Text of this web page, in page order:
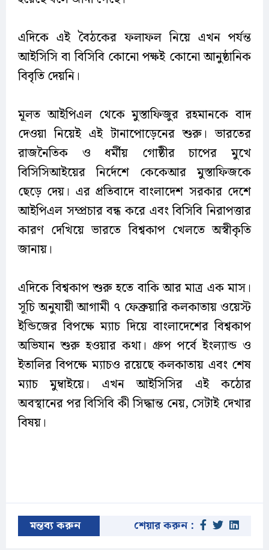
এদিকে এই বৈঠকের ফলাফল নিয়ে এখন পর্যন্ত
আইসিসি বা বিসিবি কোনো পক্ষই কোনো আনুষ্ঠানিক
বিবৃতি দেয়নি।
মূলত আইপিএল থেকে মুস্তাফিজুর রহমানকে বাদ
দেওয়া নিয়েই এই টানাপোড়েনের শুরু। ভারতের
রাজনৈতিক ও ধর্মীয় গোষ্ঠীর চাপের মুখে
বিসিসিআইয়ের নির্দেশে কেকেআর মুস্তাফিজকে
ছেড়ে দেয়। এর প্রতিবাদে বাংলাদেশ সরকার দেশে
আইপিএল সম্প্রচার বন্ধ করে এবং বিসিবি নিরাপত্তার
কারণ দেখিয়ে ভারতে বিশ্বকাপ খেলতে অস্বীকৃতি
জানায়।
এদিকে বিশ্বকাপ শুরু হতে বাকি আর মাত্র এক মাস।
সূচি অনুযায়ী আগামী ৭ ফেব্রুয়ারি কলকাতায় ওয়েস্ট
ইন্ডিজের বিপক্ষে ম্যাচ দিয়ে বাংলাদেশের বিশ্বকাপ
অভিযান শুরু হওয়ার কথা। গ্রুপ পর্বে ইংল্যান্ড ও
ইতালির বিপক্ষে ম্যাচও রয়েছে কলকাতায় এবং শেষ
ম্যাচ মুম্বাইয়ে। এখন আইসিসির এই কঠোর
অবস্থানের পর বিসিবি কী সিদ্ধান্ত নেয়, সেটাই দেখার
বিষয়।
মন্তব্য করুন শেয়ার করুন :